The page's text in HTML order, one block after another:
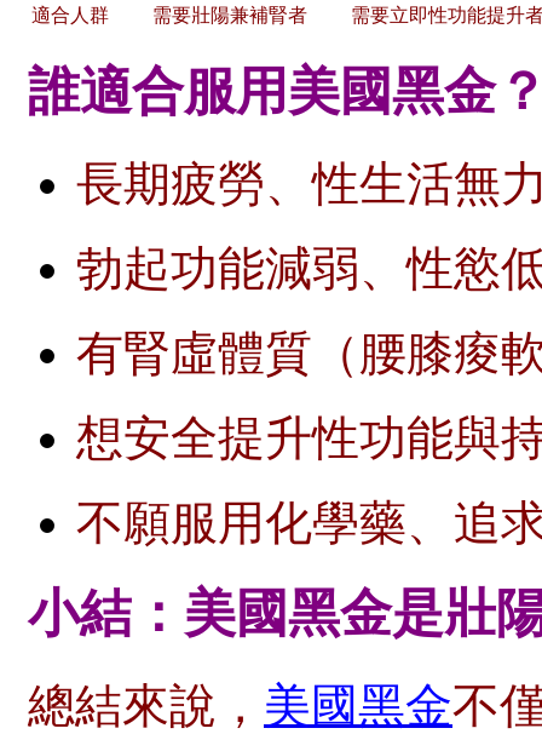
適合人群
需要壯陽兼補腎者 需要立即性功能提升
誰適合服用美國黑金
長期疲勞、性生活無
勃起功能減弱、性慾
有腎虛體質（腰膝痠
想安全提升性功能與
不願服用化學藥、追
小結：美國黑金是壯
總結來說， 美國黑金不